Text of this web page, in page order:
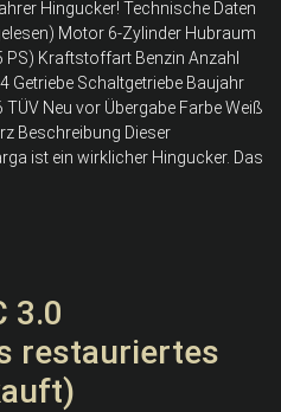
Hingucker! Technische Daten
Motor 6-Zylinder Hubraum
PS) Kraftstoffart Benzin Anzahl
Getriebe Schaltgetriebe Baujahr
Neu vor Übergabe Farbe Weiß
Beschreibung Dieser
ist ein wirklicher Hingucker. Das
3.0
restauriertes